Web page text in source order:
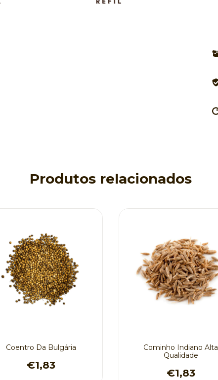
Produtos relacionados
Coentro Da Bulgária
€1,83
Cominho Indiano Alta
Qualidade
€1,83